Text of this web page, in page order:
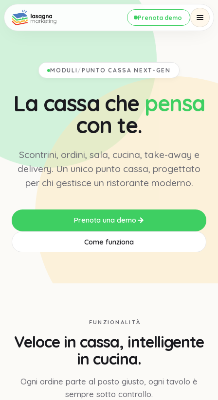
Prenota demo
MODULI /PUNTO CASSA NEXT-GEN
La cassa che pensa
con te.
Scontrini, ordini, sala, cucina, take-away e
delivery. Un unico punto cassa, progettato
per chi gestisce un ristorante moderno.
Prenota una demo
Come funziona
FUNZIONALITÀ
Veloce in cassa, intelligente
in cucina.
Ogni ordine parte al posto giusto, ogni tavolo è
sempre sotto controllo.